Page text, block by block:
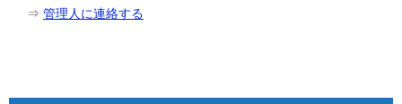
⇒ 管理人に連絡する